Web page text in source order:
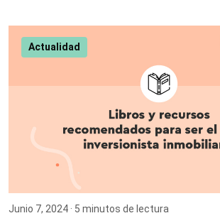
Actualidad
Junio 7, 2024 · 5 minutos de lectura